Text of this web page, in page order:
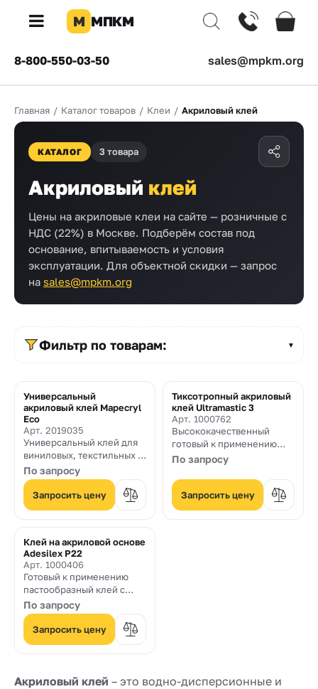
×
КОМПАНИЯ
компании
Доставка
Оплата
Каталог
товаров
лист
Калькуляторы
Контакты
8
800
550-
03-
50
sales@mpkm.org
М МПКМ
8-800-550-03-50 sales@mpkm.org
Главная / Каталог товаров / Клеи / Акриловый клей
КАТАЛОГ 3 товара
Акриловый клей
Цены на акриловые клеи на сайте — розничные с
НДС (22%) в Москве. Подберём состав под
основание, впитываемость и условия
эксплуатации. Для объектной скидки — запрос
на sales@mpkm.org
Фильтр по товарам: ▼
Универсальный
акриловый клей Mapecryl
Eco
Арт. 2019035
Универсальный клей для
виниловых, текстильных и
линолеумных напольных
покрытий
По запросу
Запросить цену
Тиксотропный акриловый
клей Ultramastic 3
Арт. 1000762
Высококачественный
готовый к применению
клей пастообразной
вертикального оползания
и с увеличенным открытым
временем, применяемый
для укладки керамической
По запросу
Запросить цену
Клей на акриловой основе
Adesilex P22
Арт. 1000406
Готовый к применению
пастообразный клей с
увеличенным рабочим
временем без
вертикального оползания
для укладки керамической
плитки
По запросу
Запросить цену
Акриловый клей – это водно-дисперсионные и